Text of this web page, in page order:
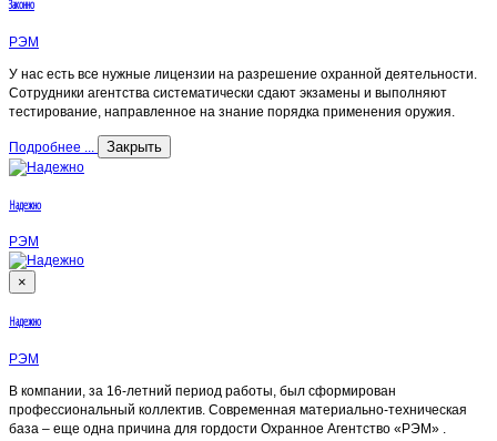
Законно
РЭМ
У нас есть все нужные лицензии на разрешение охранной деятельности.
Сотрудники агентства систематически сдают экзамены и выполняют
тестирование, направленное на знание порядка применения оружия.
Подробнее ... Закрыть
Надежно
РЭМ
×
Надежно
РЭМ
В компании, за 16-летний период работы, был сформирован
профессиональный коллектив. Современная материально-техническая
база – еще одна причина для гордости Охранное Агентство «РЭМ» .